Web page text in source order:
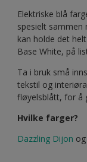
Elektriske blå
spesielt sammen
kan holde det
Base White, på
Ta i bruk små
tekstil og
fløyelsblått, for å
Hvilke farger?
Dazzling Dijon og